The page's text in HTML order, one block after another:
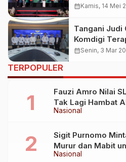
Kedaulatan
calendar_monthKamis, 14 Mei
Tangani Judi
Komdigi
Kerja Lintas
calendar_monthSenin, 3 Mar
TERPOPULER
Nasional
Fauzi Amro Nilai
Tak Lagi Hambat
Nasional
Sigit Purnomo
Murur dan Mabit
Haji